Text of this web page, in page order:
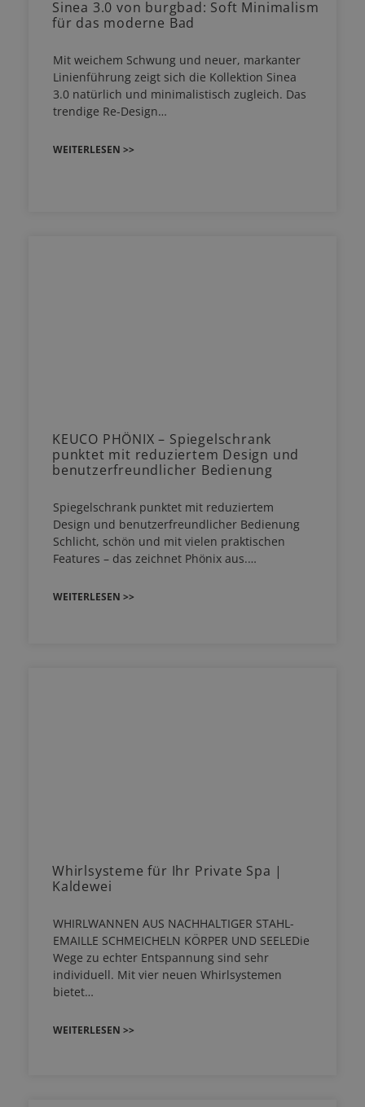
Sinea 3.0 von burgbad: Soft Minimalism
für das moderne Bad
Mit weichem Schwung und neuer, markanter
Linienführung zeigt sich die Kollektion Sinea
3.0 natürlich und minimalistisch zugleich. Das
trendige Re-Design…
WEITERLESEN >>
KEUCO PHÖNIX – Spiegelschrank
punktet mit reduziertem Design und
benutzerfreundlicher Bedienung
Spiegelschrank punktet mit reduziertem
Design und benutzerfreundlicher Bedienung
Schlicht, schön und mit vielen praktischen
Features – das zeichnet Phönix aus.…
WEITERLESEN >>
Whirlsysteme für Ihr Private Spa |
Kaldewei
WHIRLWANNEN AUS NACHHALTIGER STAHL-
EMAILLE SCHMEICHELN KÖRPER UND SEELEDie
Wege zu echter Entspannung sind sehr
individuell. Mit vier neuen Whirlsystemen
bietet…
WEITERLESEN >>